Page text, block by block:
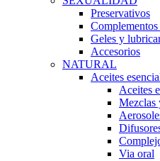
Preservativos
Geles y
Accesorios
NATURAL
Aceites
Aceites
Mezclas
Via oral